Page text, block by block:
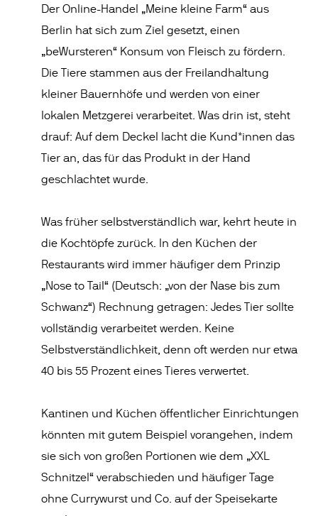
Der Online-Handel „Meine kleine Farm“ aus
Berlin hat sich zum Ziel gesetzt, einen
„beWursteren“ Konsum von Fleisch zu fördern.
Die Tiere stammen aus der Freilandhaltung
kleiner Bauernhöfe und werden von einer
lokalen Metzgerei verarbeitet. Was drin ist, steht
drauf: Auf dem Deckel lacht die Kund*innen das
Tier an, das für das Produkt in der Hand
geschlachtet wurde.
Was früher selbstverständlich war, kehrt heute in
die Kochtöpfe zurück. In den Küchen der
Restaurants wird immer häufiger dem Prinzip
„Nose to Tail“ (Deutsch: „von der Nase bis zum
Schwanz“) Rechnung getragen: Jedes Tier sollte
vollständig verarbeitet werden. Keine
Selbstverständlichkeit, denn oft werden nur etwa
40 bis 55 Prozent eines Tieres verwertet.
Kantinen und Küchen öffentlicher Einrichtungen
könnten mit gutem Beispiel vorangehen, indem
sie sich von großen Portionen wie dem „XXL
Schnitzel“ verabschieden und häufiger Tage
ohne Currywurst und Co. auf der Speisekarte